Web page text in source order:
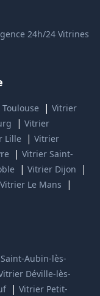
24h/24 Vitrines
| Vitrier
| Vitrier
Lille | Vitrier
| Vitrier Saint-
| Vitrier Dijon |
Vitrier Le Mans |
Aubin-lès-
Déville-lès-
| Vitrier Petit-